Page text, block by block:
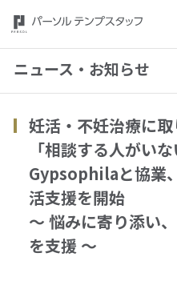
トップ
パーソルテンプスタッフについて
ニュース・お知らせ
ニュース・お知らせ
妊活・不妊治療に
「相談する人がいな
Gypsophilaと協業
活支援を開始
～ 悩みに寄り添い
を支援 ～